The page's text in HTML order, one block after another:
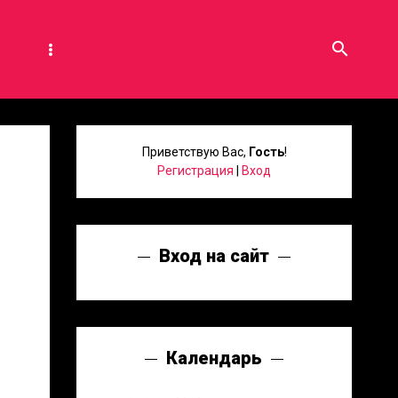
search
Приветствую Вас, Гость!
Регистрация
Вход
Вход на сайт
Календарь